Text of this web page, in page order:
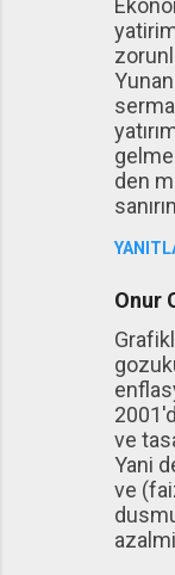
den
Onur
ve
Yani
ve